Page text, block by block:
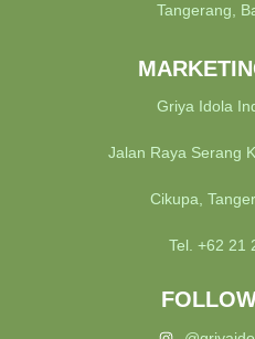
Tangerang,
Griya Idola
Jalan Raya Serang
Cikupa,
Tel. +62 21